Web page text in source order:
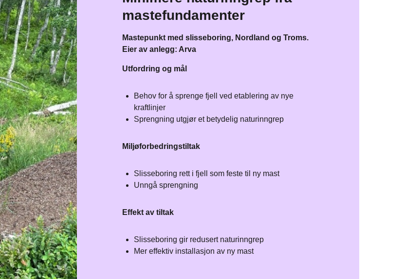
mastefundamenter​
Mastepunkt med slisseboring, Nordland og Troms.
Eier av anlegg: Arva
Utfordring og mål
Behov for å sprenge fjell ved etablering av nye
kraftlinjer
​Sprengning utgjør et betydelig naturinngrep
Miljøforbedringstiltak
Slisseboring rett i fjell som feste til ny mast​
Unngå sprengning
Effekt av tiltak
Slisseboring gir redusert naturinngrep
Mer effektiv installasjon av ny mast